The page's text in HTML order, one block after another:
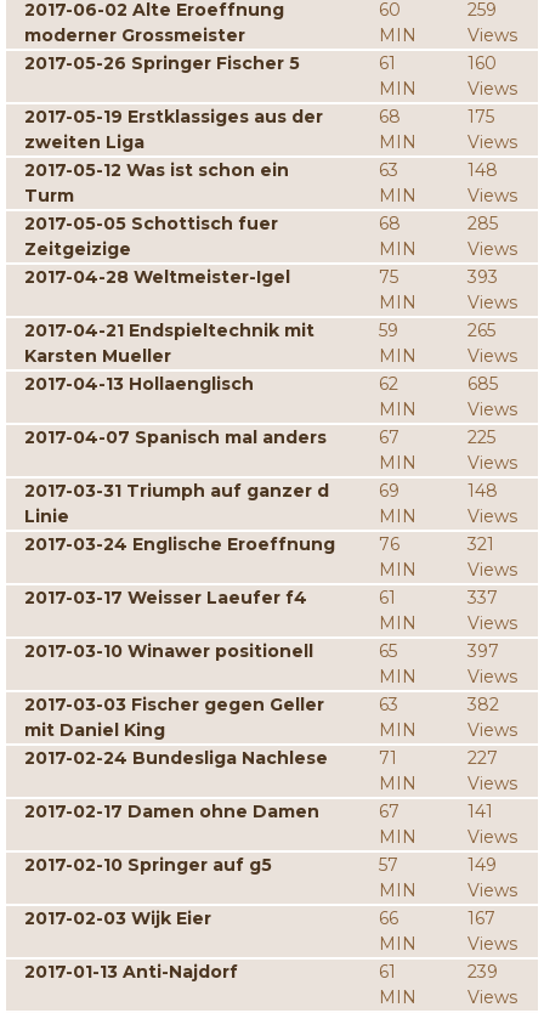
2017-06-02 Alte Eroeffnung
moderner Grossmeister
60
MIN
259
Views
2017-05-26 Springer Fischer 5
61
MIN
160
Views
2017-05-19 Erstklassiges aus der
zweiten Liga
68
MIN
175
Views
2017-05-12 Was ist schon ein
Turm
63
MIN
148
Views
2017-05-05 Schottisch fuer
Zeitgeizige
68
MIN
285
Views
2017-04-28 Weltmeister-Igel
75
MIN
393
Views
2017-04-21 Endspieltechnik mit
Karsten Mueller
59
MIN
265
Views
2017-04-13 Hollaenglisch
62
MIN
685
Views
2017-04-07 Spanisch mal anders
67
MIN
225
Views
2017-03-31 Triumph auf ganzer d
Linie
69
MIN
148
Views
2017-03-24 Englische Eroeffnung
76
MIN
321
Views
2017-03-17 Weisser Laeufer f4
61
MIN
337
Views
2017-03-10 Winawer positionell
65
MIN
397
Views
2017-03-03 Fischer gegen Geller
mit Daniel King
63
MIN
382
Views
2017-02-24 Bundesliga Nachlese
71
MIN
227
Views
2017-02-17 Damen ohne Damen
67
MIN
141
Views
2017-02-10 Springer auf g5
57
MIN
149
Views
2017-02-03 Wijk Eier
66
MIN
167
Views
2017-01-13 Anti-Najdorf
61
MIN
239
Views